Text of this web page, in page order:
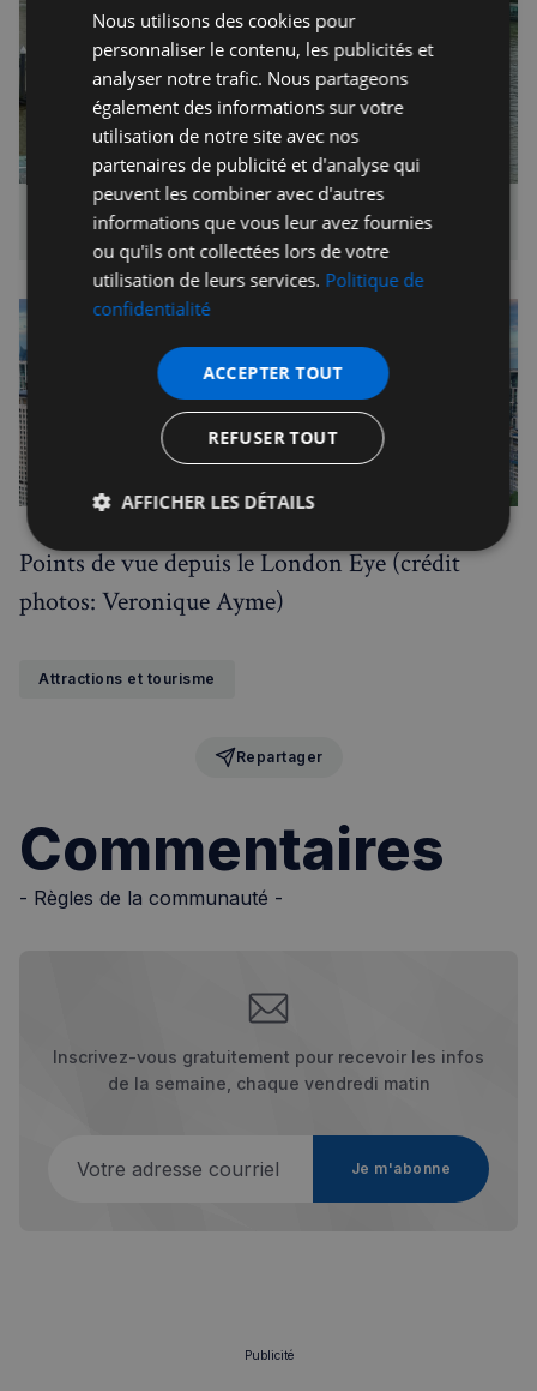
La vue très prisée sur Big Ben, l'abbaye de Westminster et
le parlement depuis la roue
Points de vue depuis le London Eye (crédit
photos: Veronique Ayme)
Attractions et tourisme
Repartager
Commentaires
- Règles de la communauté -
Inscrivez-vous gratuitement pour recevoir les infos
de la semaine, chaque vendredi matin
Je m'abonne
Publicité
Nous utilisons des cookies pour
personnaliser le contenu, les publicités et
analyser notre trafic. Nous partageons
également des informations sur votre
utilisation de notre site avec nos
partenaires de publicité et d'analyse qui
peuvent les combiner avec d'autres
informations que vous leur avez fournies
ou qu'ils ont collectées lors de votre
utilisation de leurs services. Politique de
confidentialité
ACCEPTER TOUT
REFUSER TOUT
AFFICHER LES DÉTAILS
Strictement
nécessaires
Performance Ciblage
Strictement nécessaires
Performance
Ciblage
Fonctionnalité
sans les cookies strictement nécessaires.
_px3
Wix.com, Inc.